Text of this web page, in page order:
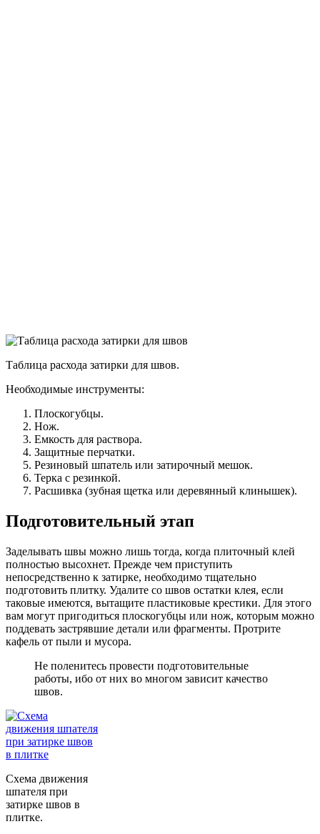
Таблица расхода затирки для швов.
Необходимые инструменты:
Плоскогубцы.
Нож.
Емкость для раствора.
Защитные перчатки.
Резиновый шпатель или затирочный мешок.
Терка с резинкой.
Расшивка (зубная щетка или деревянный клинышек).
Подготовительный этап
Заделывать швы можно лишь тогда, когда плиточный клей
полностью высохнет. Прежде чем приступить
непосредственно к затирке, необходимо тщательно
подготовить плитку. Удалите со швов остатки клея, если
таковые имеются, вытащите пластиковые крестики. Для этого
вам могут пригодиться плоскогубцы или нож, которым можно
поддевать застрявшие детали или фрагменты. Протрите
кафель от пыли и мусора.
Не поленитесь провести подготовительные
работы, ибо от них во многом зависит качество
швов.
Схема движения
шпателя при
затирке швов в
плитке.